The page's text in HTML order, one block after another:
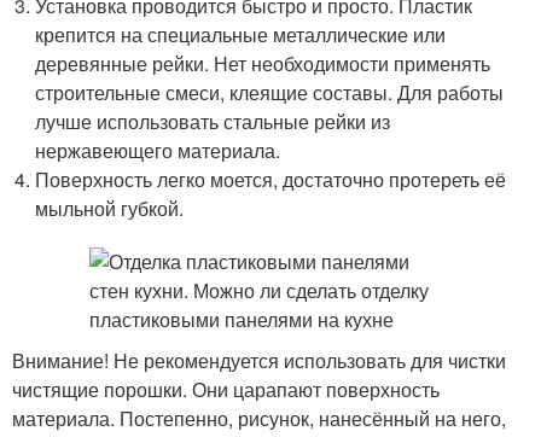
крепится на специальные металлические или
деревянные рейки. Нет необходимости применять
строительные смеси, клеящие составы. Для работы
лучше использовать стальные рейки из
нержавеющего материала.
Поверхность легко моется, достаточно протереть её
мыльной губкой.
Внимание! Не рекомендуется использовать для чистки
чистящие порошки. Они царапают поверхность
материала. Постепенно, рисунок, нанесённый на него,